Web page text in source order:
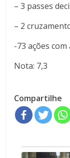
– 3 passes
– 2
-73 ações com
Nota: 7,3
Compartilhe